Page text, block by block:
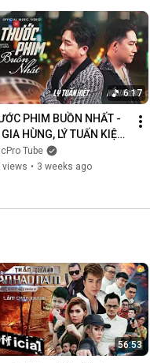
6:17
PHIM BUỒN NHẤT -
HÙNG, LÝ TUẤN KIỆT |
MUSIC VIDEO
Tube
views • 3 weeks ago
56:53